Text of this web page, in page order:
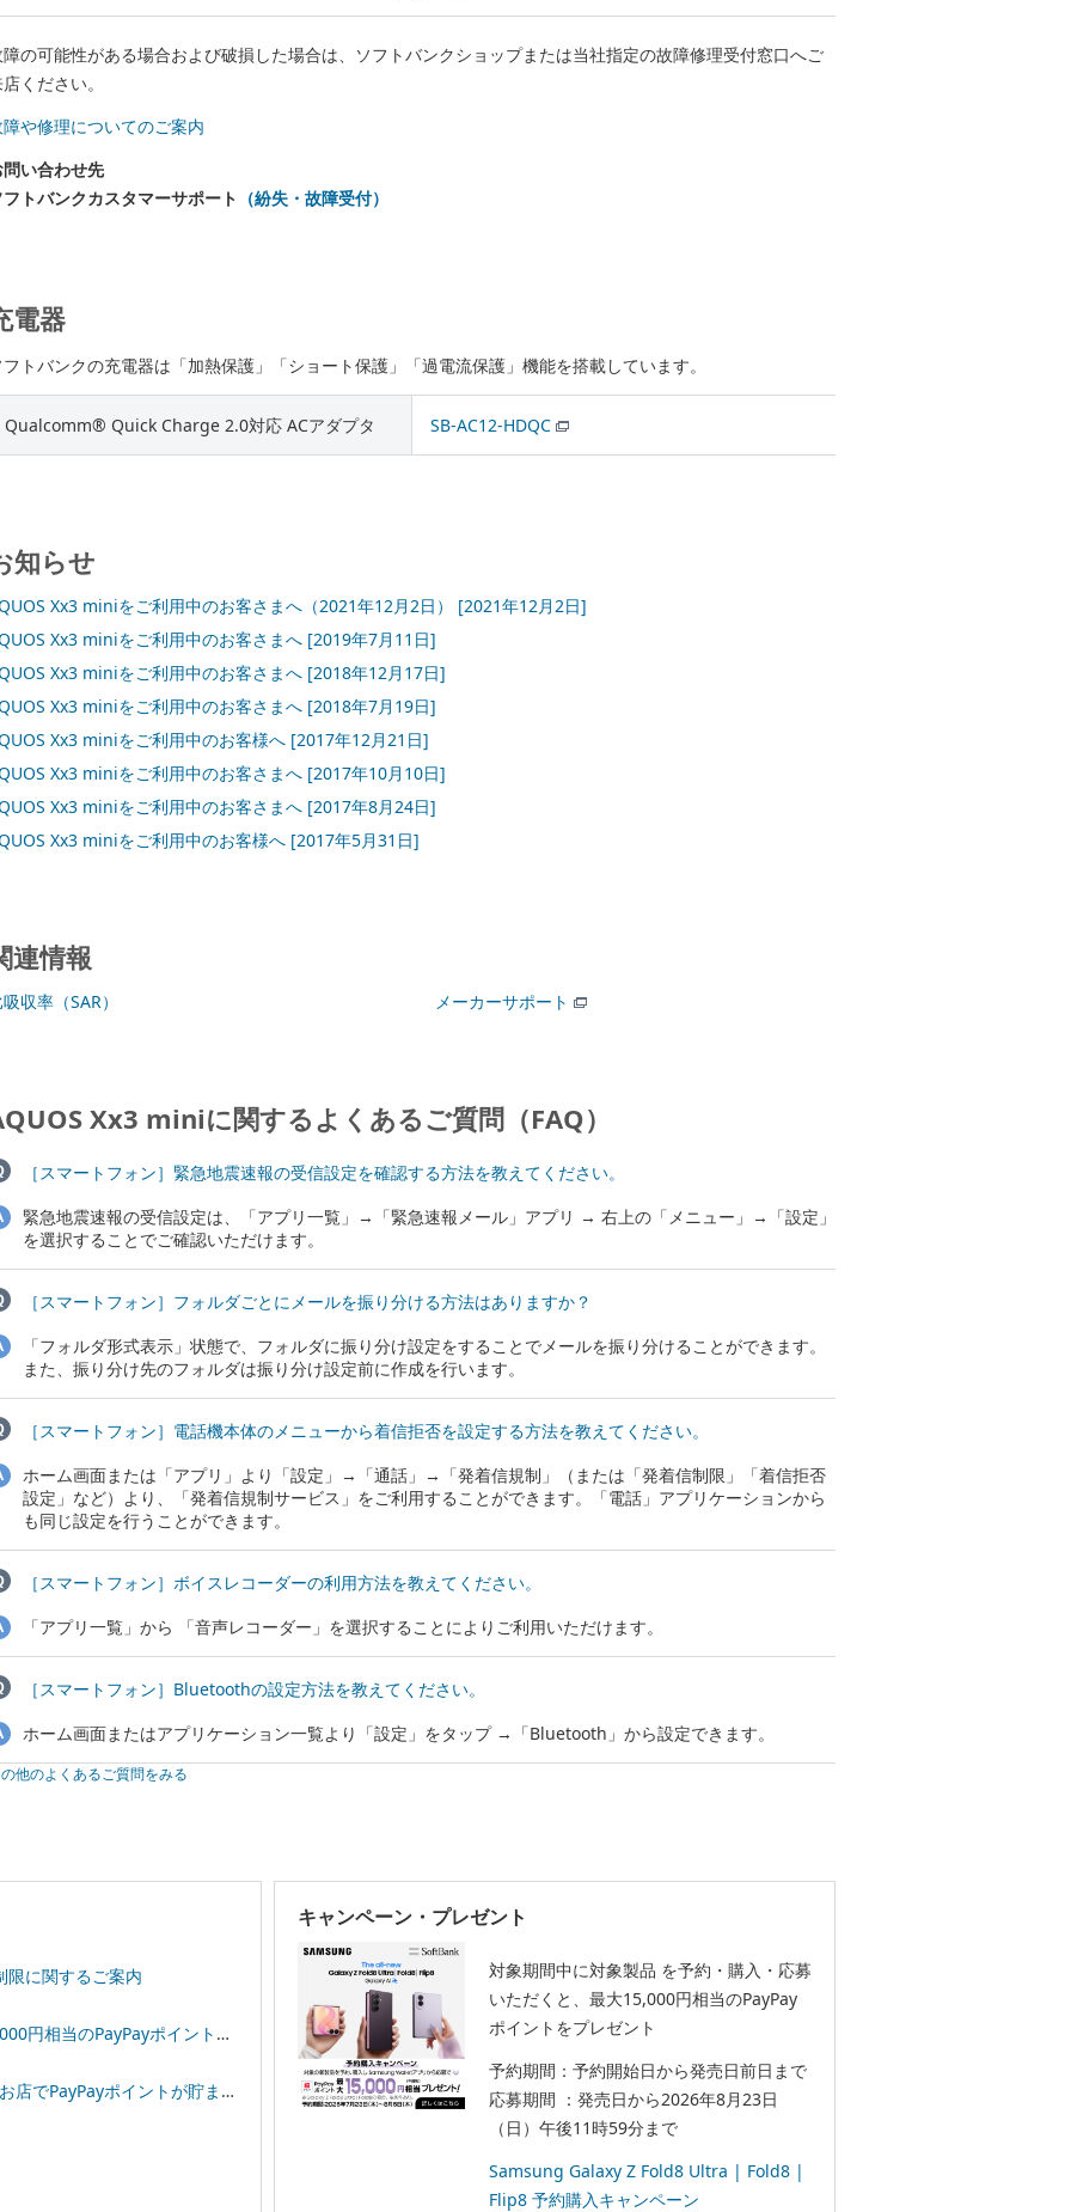
の可能性がある場合および破損した場合は、ソフトバンクショップまたは当社指定の故障修理受付窓口へご
ください。
や修理についてのご案内
問い合わせ先
フトバンクカスタマーサポート （紛失・故障受付）
電器
フトバンクの充電器は「加熱保護」「ショート保護」「過電流保護」機能を搭載しています。
Qualcomm® Quick Charge 2.0対応 ACアダプタ SB-AC12-HDQC
知らせ
Xx3 miniをご利用中のお客さまへ（2021年12月2日）
[2021年12月2日]
Xx3 miniをご利用中のお客さまへ [2019年7月11日]
Xx3 miniをご利用中のお客さまへ [2018年12月17日]
Xx3 miniをご利用中のお客さまへ [2018年7月19日]
Xx3 miniをご利用中のお客様へ [2017年12月21日]
Xx3 miniをご利用中のお客さまへ [2017年10月10日]
Xx3 miniをご利用中のお客さまへ [2017年8月24日]
Xx3 miniをご利用中のお客様へ [2017年5月31日]
連情報
収率（SAR） メーカーサポート
Xx3 miniに関するよくあるご質問（FAQ）
［スマートフォン］緊急地震速報の受信設定を確認する方法を教えてください。
緊急地震速報の受信設定は、「アプリ一覧」→「緊急速報メール」アプリ → 右上の「メニュー」→「設定」
を選択することでご確認いただけます。
［スマートフォン］フォルダごとにメールを振り分ける方法はありますか？
「フォルダ形式表示」状態で、フォルダに振り分け設定をすることでメールを振り分けることができます。
また、振り分け先のフォルダは振り分け設定前に作成を行います。
［スマートフォン］電話機本体のメニューから着信拒否を設定する方法を教えてください。
ホーム画面または「アプリ」より「設定」→「通話」→「発着信規制」（または「発着信制限」「着信拒否
設定」など）より、「発着信規制サービス」をご利用することができます。「電話」アプリケーションから
も同じ設定を行うことができます。
［スマートフォン］ボイスレコーダーの利用方法を教えてください。
「アプリ一覧」から 「音声レコーダー」を選択することによりご利用いただけます。
［スマートフォン］Bluetoothの設定方法を教えてください。
ホーム画面またはアプリケーション一覧より「設定」をタップ →「Bluetooth」から設定できます。
他のよくあるご質問をみる
限に関するご案内
のPayPayポイントプレゼント！
が貯まる！「スーパーPayPayクーポン」
キャンペーン・プレゼント
対象期間中に対象製品 を予約・購入・応募
いただくと、最大15,000円相当のPayPay
ポイントをプレゼント
予約期間：予約開始日から発売日前日まで
応募期間 ：発売日から2026年8月23日
（日）午後11時59分まで
Samsung Galaxy Z Fold8 Ultra | Fold8 |
Flip8 予約購入キャンペーン